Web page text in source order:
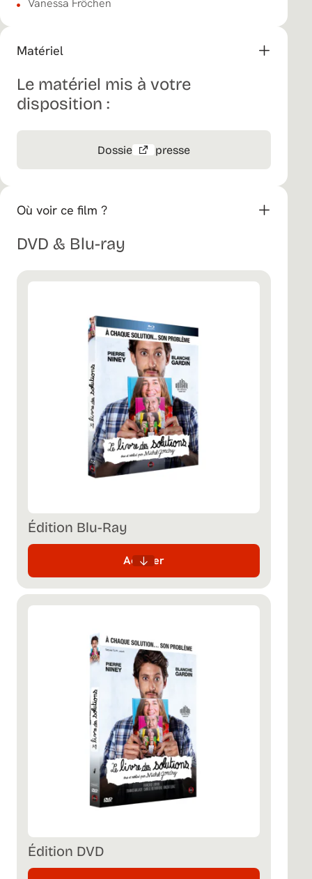
Vanessa Fröchen
Matériel
Le matériel mis à votre
disposition :
Dossier de presse
Où voir ce film ?
DVD & Blu-ray
Édition Blu-Ray
Acheter
Édition DVD